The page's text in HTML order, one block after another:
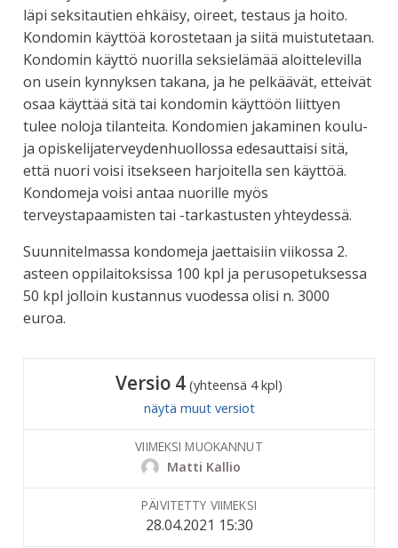
läpi seksitautien ehkäisy, oireet, testaus ja hoito.
Kondomin käyttöä korostetaan ja siitä muistutetaan.
Kondomin käyttö nuorilla seksielämää aloittelevilla
on usein kynnyksen takana, ja he pelkäävät, etteivät
osaa käyttää sitä tai kondomin käyttöön liittyen
tulee noloja tilanteita. Kondomien jakaminen koulu-
ja opiskelijaterveydenhuollossa edesauttaisi sitä,
että nuori voisi itsekseen harjoitella sen käyttöä.
Kondomeja voisi antaa nuorille myös
terveystapaamisten tai -tarkastusten yhteydessä.
Suunnitelmassa kondomeja jaettaisiin viikossa 2.
asteen oppilaitoksissa 100 kpl ja perusopetuksessa
50 kpl jolloin kustannus vuodessa olisi n. 3000
euroa.
Versio 4 (yhteensä 4 kpl)
näytä muut versiot
VIIMEKSI MUOKANNUT
Matti Kallio
PÄIVITETTY VIIMEKSI
28.04.2021 15:30